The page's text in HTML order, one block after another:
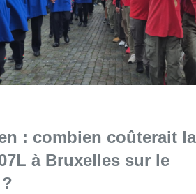
: combien coûterait la
à Bruxelles sur le